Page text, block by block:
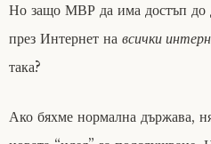
Но защо МВР да има достъп до
през Интернет на всички
така?
Ако бяхме нормална държава,